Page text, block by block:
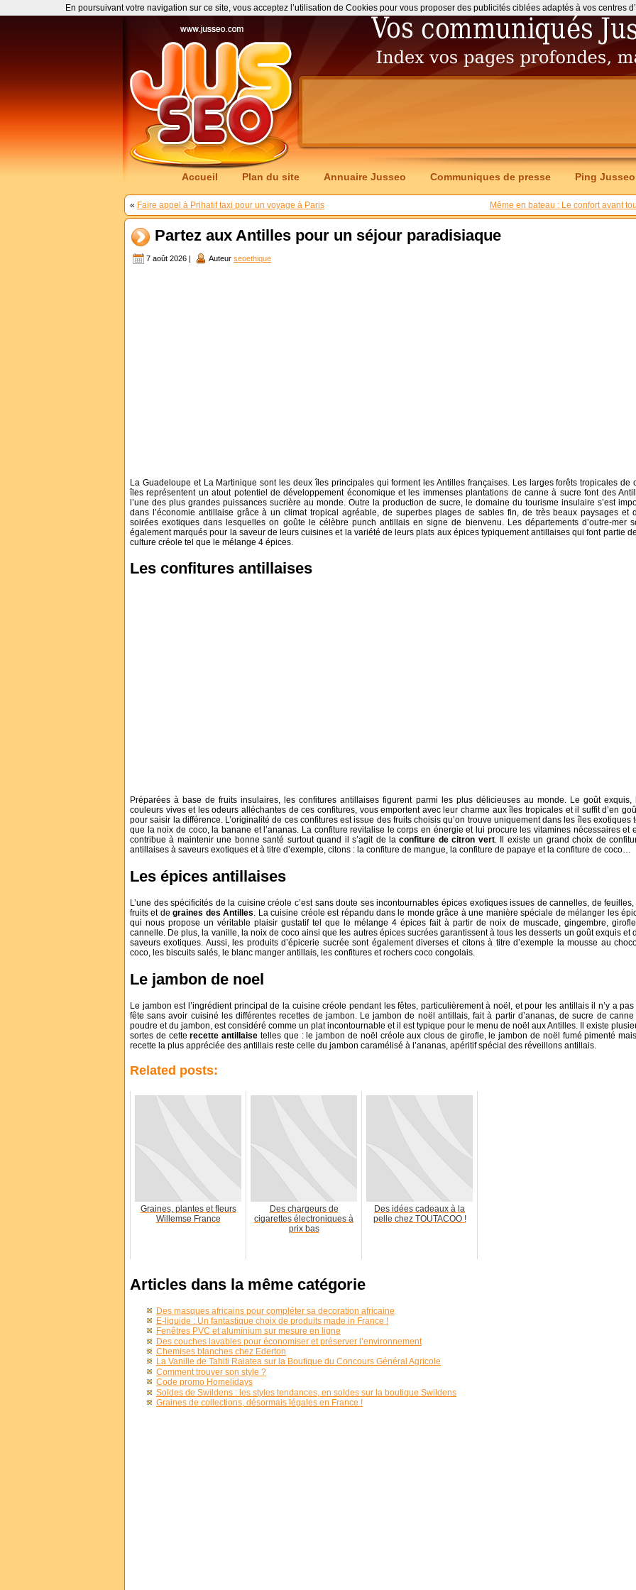
Accueil Plan du site Annuaire Jusseo Communiques de presse Ping Jusseo
« Faire appel à Prihatif taxi pour un voyage à Paris Même en bateau : Le confort avant
Partez aux Antilles pour un séjour paradisiaque
7 août 2026 | Auteur seoethique
La Guadeloupe et La Martinique sont les deux îles principales qui forment les Antilles françaises. Les larges forêts tropicales de
îles représentent un atout potentiel de développement économique et les immenses plantations de canne à sucre font des
l’une des plus grandes puissances sucrière au monde. Outre la production de sucre, le domaine du tourisme insulaire s’est
dans l’économie antillaise grâce à un climat tropical agréable, de superbes plages de sables fin, de très beaux paysages et
soirées exotiques dans lesquelles on goûte le célèbre punch antillais en signe de bienvenu. Les départements d’outre-mer
également marqués pour la saveur de leurs cuisines et la variété de leurs plats aux épices typiquement antillaises qui font partie
culture créole tel que le mélange 4 épices.
Les confitures antillaises
Préparées à base de fruits insulaires, les confitures antillaises figurent parmi les plus délicieuses au monde. Le goût exquis,
couleurs vives et les odeurs alléchantes de ces confitures, vous emportent avec leur charme aux îles tropicales et il suffit d’en
pour saisir la différence. L’originalité de ces confitures est issue des fruits choisis qu’on trouve uniquement dans les îles exotiques
que la noix de coco, la banane et l’ananas. La confiture revitalise le corps en énergie et lui procure les vitamines nécessaires et
contribue à maintenir une bonne santé surtout quand il s’agit de laconfiture de citron vert. Il existe un grand choix de
antillaises à saveurs exotiques et à titre d’exemple, citons : la confiture de mangue, la confiture de papaye et la confiture de coco…
Les épices antillaises
L’une des spécificités de la cuisine créole c’est sans doute ses incontournables épices exotiques issues de cannelles, de feuilles,
fruits et degraines des Antilles. La cuisine créole est répandu dans le monde grâce à une manière spéciale de mélanger les
qui nous propose un véritable plaisir gustatif tel que le mélange 4 épices fait à partir de noix de muscade, gingembre,
cannelle. De plus, la vanille, la noix de coco ainsi que les autres épices sucrées garantissent à tous les desserts un goût exquis et
saveurs exotiques. Aussi, les produits d’épicerie sucrée sont également diverses et citons à titre d’exemple la mousse au
coco, les biscuits salés, le blanc manger antillais, les confitures et rochers coco congolais.
Le jambon de noel
Le jambon est l’ingrédient principal de la cuisine créole pendant les fêtes, particulièrement à noël, et pour les antillais il n’y a pas
fête sans avoir cuisiné les différentes recettes de jambon. Le jambon de noël antillais, fait à partir d’ananas, de sucre de canne
poudre et du jambon, est considéré comme un plat incontournable et il est typique pour le menu de noël aux Antilles. Il existe
sortes de cetterecette antillaise telles que : le jambon de noël créole aux clous de girofle, le jambon de noël fumé pimenté
recette la plus appréciée des antillais reste celle du jambon caramélisé à l’ananas, apéritif spécial des réveillons antillais.
Related posts:
Graines, plantes et fleurs
Willemse France
Des chargeurs de
cigarettes électroniques à
prix bas
Des idées cadeaux à la
pelle chez TOUTACOO !
Articles dans la même catégorie
Des masques africains pour compléter sa decoration africaine
E-liquide : Un fantastique choix de produits made in France !
Fenêtres PVC et aluminium sur mesure en ligne
Des couches lavables pour économiser et préserver l’environnement
Chemises blanches chez Ederton
La Vanille de Tahiti Raiatea sur la Boutique du Concours Général Agricole
Comment trouver son style ?
Code promo Homelidays
Soldes de Swildens : les styles tendances, en soldes sur la boutique Swildens
Graines de collections, désormais légales en France !
En poursuivant votre navigation sur ce site, vous acceptez l’utilisation de Cookies pour vous proposer des publicités ciblées adaptés à vos centres